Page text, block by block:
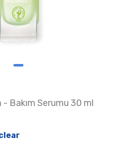
Bakım Serumu 30 ml